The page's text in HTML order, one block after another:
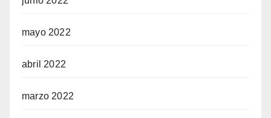
mayo 2022
abril 2022
marzo 2022